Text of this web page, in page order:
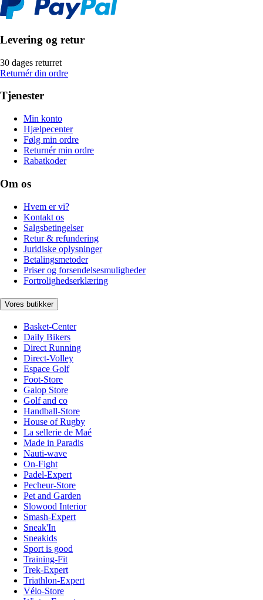
Levering og retur
30 dages returret
Returnér din ordre
Tjenester
Min konto
Hjælpecenter
Følg min ordre
Returnér min ordre
Rabatkoder
Om os
Hvem er vi?
Kontakt os
Salgsbetingelser
Retur & refundering
Juridiske oplysninger
Betalingsmetoder
Priser og forsendelsesmuligheder
Fortrolighedserklæring
Vores butikker
Basket-Center
Daily Bikers
Direct Running
Direct-Volley
Espace Golf
Foot-Store
Galop Store
Golf and co
Handball-Store
House of Rugby
La sellerie de Maé
Made in Paradis
Nauti-wave
On-Fight
Padel-Expert
Pecheur-Store
Pet and Garden
Slowood Interior
Smash-Expert
Sneak'In
Sneakids
Sport is good
Training-Fit
Trek-Expert
Triathlon-Expert
Vélo-Store